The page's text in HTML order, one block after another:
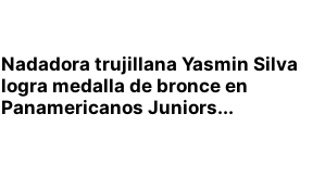
Nadadora trujillana Yasmin Silva
logra medalla de bronce en
Panamericanos Juniors...